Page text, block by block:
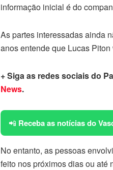
informação inicial é do
As partes interessadas ainda
anos entende que Lucas
+ Siga as redes sociais do
News.
📲 Receba as notícias do
No entanto, as pessoas
feito nos próximos dias ou até